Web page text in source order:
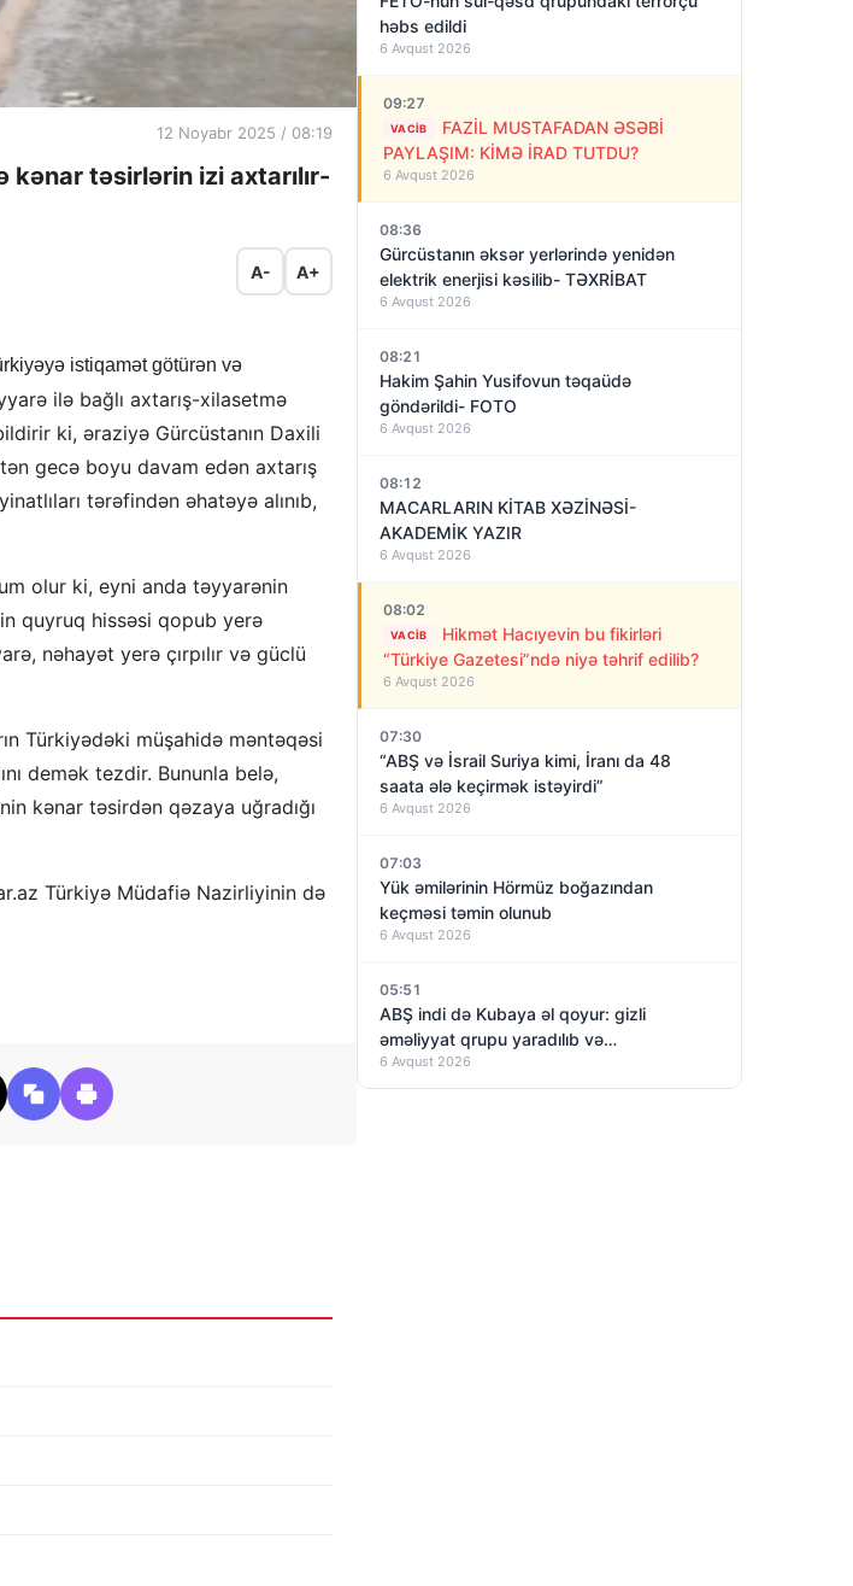
12 Noyabr 2025 / 08:19
təsirlərin izi axtarılır-
A- A+
istiqamət götürən və
ilə bağlı axtarış-xilasetmə
ki, əraziyə Gürcüstanın Daxili
gecə boyu davam edən axtarış
tərəfindən əhatəyə alınıb,
olur ki, eyni anda təyyarənin
quyruq hissəsi qopub yerə
nəhayət yerə çırpılır və güclü
Türkiyədəki müşahidə məntəqəsi
demək tezdir. Bununla belə,
kənar təsirdən qəzaya uğradığı
Türkiyə Müdafiə Nazirliyinin də
həbs edildi
6 Avqust 2026
09:27
VACIB
FAZİL MUSTAFADAN ƏSƏBİ
PAYLAŞIM: KİMƏ İRAD TUTDU?
6 Avqust 2026
08:36
Gürcüstanın əksər yerlərində yenidən
elektrik enerjisi kəsilib- TƏXRİBAT
6 Avqust 2026
08:21
Hakim Şahin Yusifovun təqaüdə
göndərildi- FOTO
6 Avqust 2026
08:12
MACARLARIN KİTAB XƏZİNƏSİ-
AKADEMİK YAZIR
6 Avqust 2026
08:02
VACIB
Hikmət Hacıyevin bu fikirləri
“Türkiye Gazetesi”ndə niyə təhrif edilib?
6 Avqust 2026
07:30
“ABŞ və İsrail Suriya kimi, İranı da 48
saata ələ keçirmək istəyirdi”
6 Avqust 2026
07:03
Yük əmilərinin Hörmüz boğazından
keçməsi təmin olunub
6 Avqust 2026
05:51
ABŞ indi də Kubaya əl qoyur: gizli
əməliyyat qrupu yaradılıb və…
6 Avqust 2026